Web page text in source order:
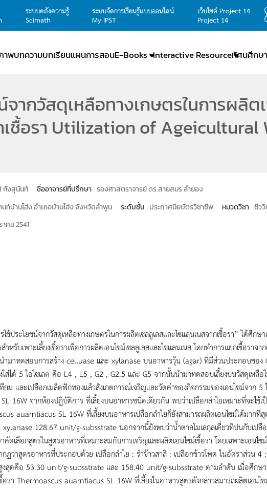
ระบบคลังความรู้
Scimath
ระบบจัดการเรียนรู้แบบออนไลน์
My IPST
เว็บไซต์ Project 14
Project 14
าพบทความบทเรียนแผนการสอนE-Books Interactive Resourceทัศนศึกษ
จากวัสดุเหลือทางเกษตรในการผลิต
เชื้อรา Utilization of Ageicultural
งสุนันท์ ชื่ออาจารย์ที่ปรึกษา รองศาสตราจารย์ ดร.สายสมร ลำยอง
นท์บ้านโฮ่ง อำเภอบ้านโฮ่ง จังหวัดลำพูน ระดับชั้น ประกาศนียบัตรวิชาชีพ หมวดวิชา ชีว
คม 2541
ใช้ประโยชน์จากวัสดุเหลือทางเกษตรในการผลิตเซลลูเลสและไซแลนเนสจากเชื้อรา” ได้ศึกษ
หรับเพาะเลี้ยงเชื้อราเพื่อการผลิตเอนไซม์เซลลูเลสและไซแลนเนส โดยทำการแยกเชื้อราจ
ำมาทดสอบการสร้าง celluase และ xylanase บนอาหารวุ้น (agar) ที่มีส่วนประกอบของ
ใส่ได้ 5 ไอโซเลต คือ L4 , L5 , G2 , G2.5 และ G5 จากนั้นนำมาทดสอบเลี้ยงบนวัสดุเหลือ
ยม และเปลือกเมล็ดฟักทองแล้วสังเกตการณ์เจริญและวัดค่าของกิจกรรมของเอนไซม์จาก 5 ไ
16W จากห้องปฏิบัติการ ที่เลี้ยงบนอาหารชนิดเดียวกัน พบว่าเปลือกลำไยเหมาะที่จะใช้เป็
auarntiacus SL 16W ที่เลี้ยงบนอาหารเปลือกลำไยก็ยังสามารถผลิตเอนไซม์ได้มากที่
128.67 unit/g-subsstrate นอกจากนี้ยังพบว่าน้ำตาลโมเลกุลเดี่ยวที่ปนกับเปลือ
ดเลือกสูตรในสูตรอาหารที่เหมาะสมกับการเจริญและผลิตเอนไซม์เชื้อรา โดยเฉพาะเอนไ
ว่าสูตรอาหารที่ประกอบด้วย เปลือกลำไย : รำข้าวสาลี : เปลือกข้าวโพด ในอัตราส่วน 4
สุดคือ 53.30 unit/g-subsstrate และ 158.40 unit/g-subsstrate ตามลำดับ เมื่อศึกษาผ
อรา Thermoascus auarntiacus SL 16W ที่เลี้ยงในอาหารสูตรดังกล่าวสมารถผลิตเอนไ